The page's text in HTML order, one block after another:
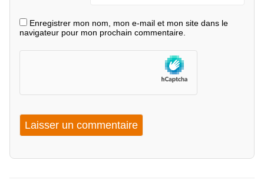
Enregistrer mon nom, mon e-mail et mon site dans le
navigateur pour mon prochain commentaire.